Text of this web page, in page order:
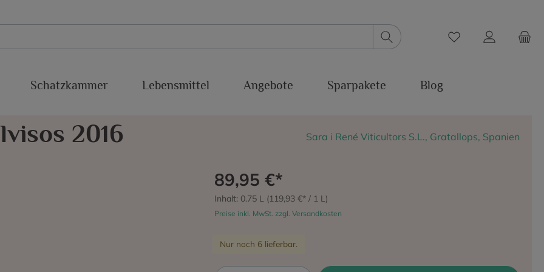
Schatzkammer Lebensmittel Angebote Sparpakete Blog
Garnacha Blanca
2016 Sara i René Viticultors S.L., Gratallops, Spanien
89,95 €*
Inhalt: 0.75 L (119,93 €* / 1 L)
Preise inkl. MwSt. zzgl. Versandkosten
Nur noch 6 lieferbar.